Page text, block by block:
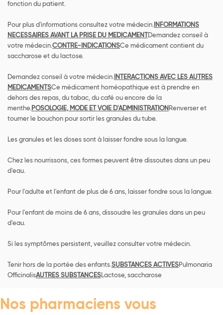
fonction du patient.
Pour plus d'informations consultez votre médecin. INFORMATIONS
NECESSAIRES AVANT LA PRISE DU MEDICAMENTDemandez conseil à
votre médecin.CONTRE-INDICATIONSCe médicament contient du
saccharose et du lactose.
Demandez conseil à votre médecin. INTERACTIONS AVEC LES AUTRES
MEDICAMENTSCe médicament homéopathique est à prendre en
dehors des repas, du tabac, du café ou encore de la
menthe.POSOLOGIE, MODE ET VOIE D'ADMINISTRATION Renverser et
tourner le bouchon pour sortir les granules du tube.
Les granules et les doses sont à laisser fondre sous la langue.
Chez les nourrissons, ces formes peuvent être dissoutes dans un peu
d'eau.
Pour l'adulte et l'enfant de plus de 6 ans, laisser fondre sous la langue.
Pour l'enfant de moins de 6 ans, dissoudre les granules dans un peu
d'eau.
Si les symptômes persistent, veuillez consulter votre médecin.
Tenir hors de la portée des enfants.SUBSTANCES ACTIVESPulmonaria
OfficinalisAUTRES SUBSTANCESLactose, saccharose
Nos pharmaciens vous